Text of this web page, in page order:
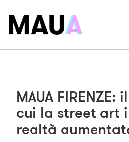
MAUA
cui la street art
realtà